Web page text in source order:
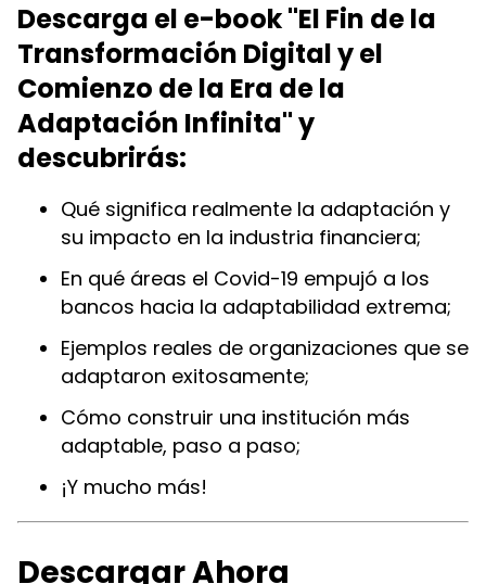
Descarga el e-book "El Fin de la
Transformación Digital y el
Comienzo de la Era de la
Adaptación Infinita" y
descubrirás:
Qué significa realmente la adaptación y
su impacto en la industria financiera;
En qué áreas el Covid-19 empujó a los
bancos hacia la adaptabilidad extrema;
Ejemplos reales de organizaciones que se
adaptaron exitosamente;
Cómo construir una institución más
adaptable, paso a paso;
¡Y mucho más!
Descargar Ahora